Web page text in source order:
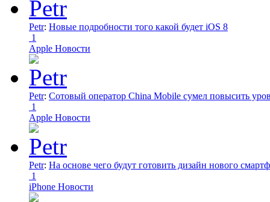
Petr: Новые подробности того какой будет iOS 8
1
Apple Новости
Petr: Сотовый оператор China Mobile сумел повысить
1
Apple Новости
Petr: На основе чего будут готовить дизайн нового
1
iPhone Новости